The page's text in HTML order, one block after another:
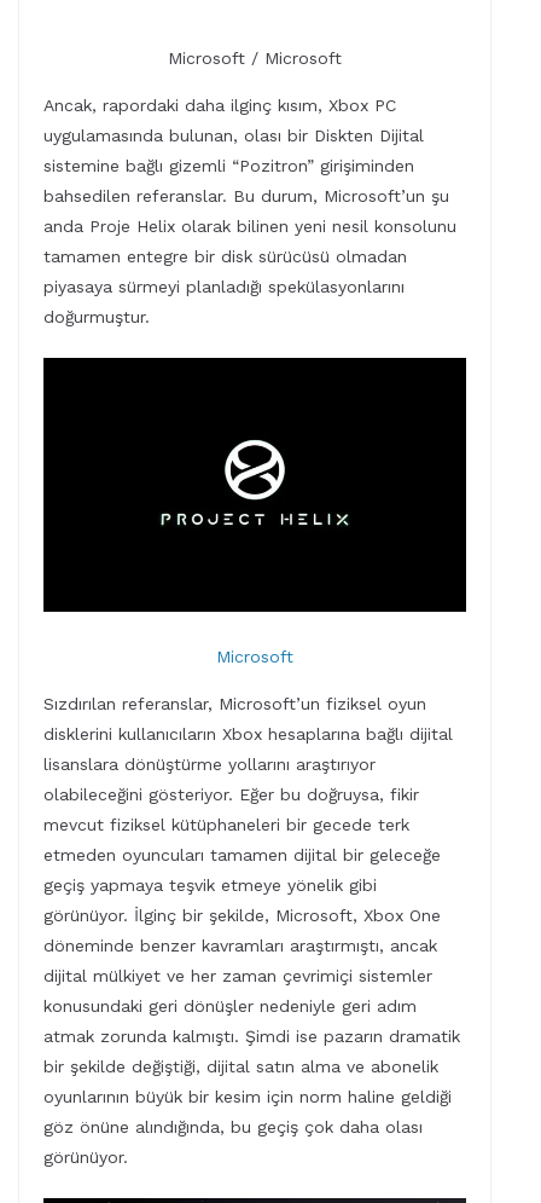
Microsoft / Microsoft
Ancak, rapordaki daha ilginç kısım, Xbox PC
uygulamasında bulunan, olası bir Diskten Dijital
sistemine bağlı gizemli “Pozitron” girişiminden
bahsedilen referanslar. Bu durum, Microsoft’un şu
anda Proje Helix olarak bilinen yeni nesil konsolunu
tamamen entegre bir disk sürücüsü olmadan
piyasaya sürmeyi planladığı spekülasyonlarını
doğurmuştur.
Microsoft
Sızdırılan referanslar, Microsoft’un fiziksel oyun
disklerini kullanıcıların Xbox hesaplarına bağlı dijital
lisanslara dönüştürme yollarını araştırıyor
olabileceğini gösteriyor. Eğer bu doğruysa, fikir
mevcut fiziksel kütüphaneleri bir gecede terk
etmeden oyuncuları tamamen dijital bir geleceğe
geçiş yapmaya teşvik etmeye yönelik gibi
görünüyor. İlginç bir şekilde, Microsoft, Xbox One
döneminde benzer kavramları araştırmıştı, ancak
dijital mülkiyet ve her zaman çevrimiçi sistemler
konusundaki geri dönüşler nedeniyle geri adım
atmak zorunda kalmıştı. Şimdi ise pazarın dramatik
bir şekilde değiştiği, dijital satın alma ve abonelik
oyunlarının büyük bir kesim için norm haline geldiği
göz önüne alındığında, bu geçiş çok daha olası
görünüyor.